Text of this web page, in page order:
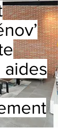
aides